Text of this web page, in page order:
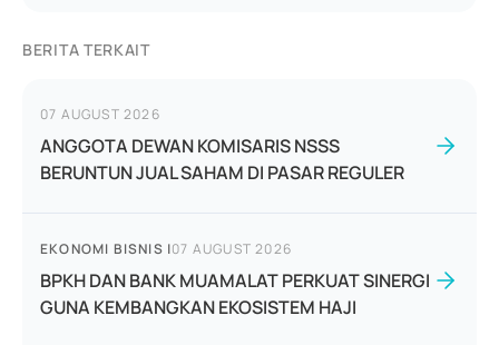
BERITA TERKAIT
07 AUGUST 2026
ANGGOTA DEWAN KOMISARIS NSSS
BERUNTUN JUAL SAHAM DI PASAR REGULER
EKONOMI BISNIS |07 AUGUST 2026
BPKH DAN BANK MUAMALAT PERKUAT SINERGI
GUNA KEMBANGKAN EKOSISTEM HAJI